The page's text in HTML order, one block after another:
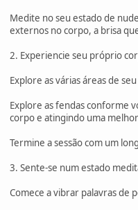
Medite no seu estado de
externos no corpo, a brisa
2. Experiencie seu próprio
Explore as várias áreas de
Explore as fendas conforme
corpo e atingindo uma
Termine a sessão com um
3. Sente-se num estado
Comece a vibrar palavras de